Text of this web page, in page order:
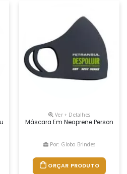
Possui Tripla Proteção, Higienizadas
Ver + Detalhes
Máscara Em Neoprene
Por: Globo Brindes
ORÇAR PRODUTO